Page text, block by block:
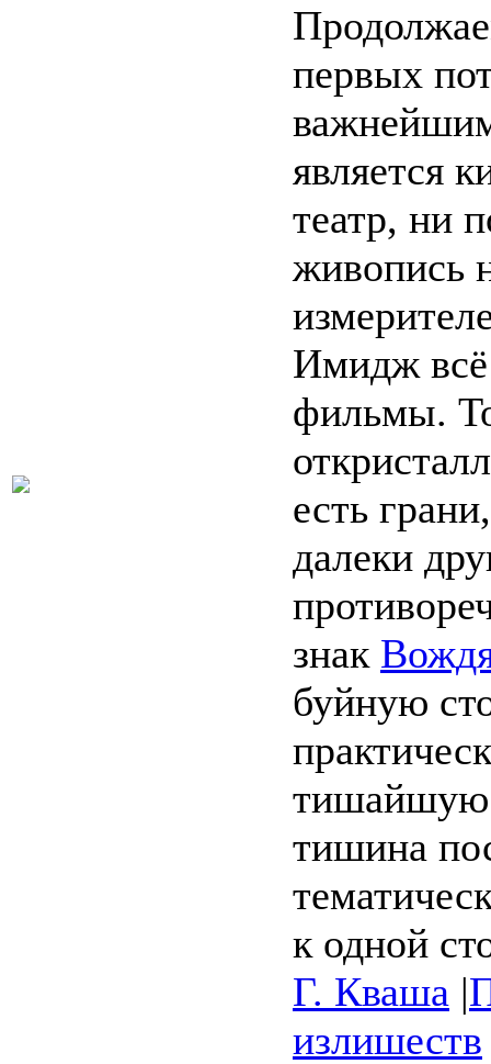
первых
является
театр, ни
живопись
Имидж всё
фильмы.
есть
далеки
знак
буйную
тишайшую.
тишина
к одной
Г. Кваша |
излишеств